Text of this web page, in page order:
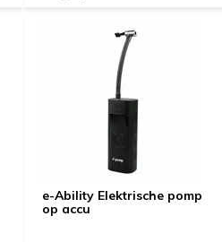
e-Ability Elektrische pomp
op accu